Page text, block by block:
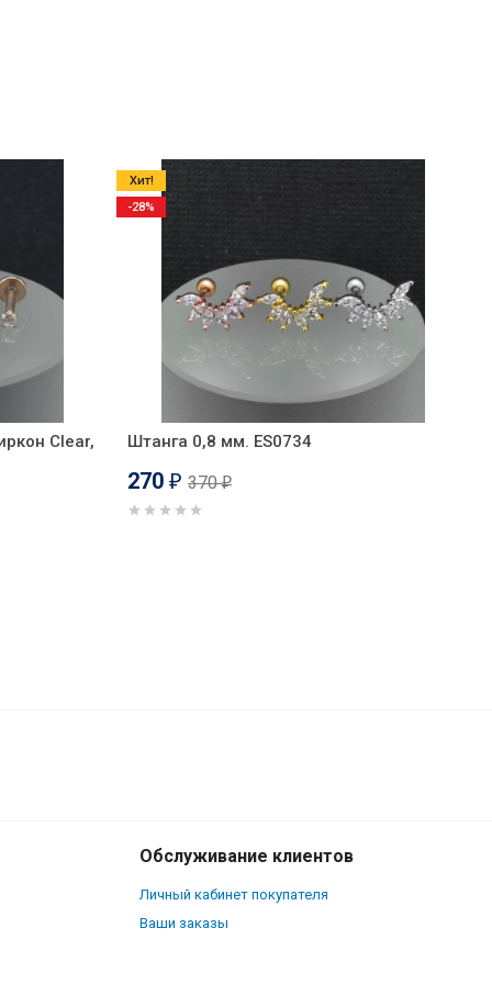
Clear,
Штанга 0,8 мм. ES0734
270 ₽ 370₽
Хит!
-28%
Обслуживание клиентов
Личный кабинет покупателя
Ваши заказы